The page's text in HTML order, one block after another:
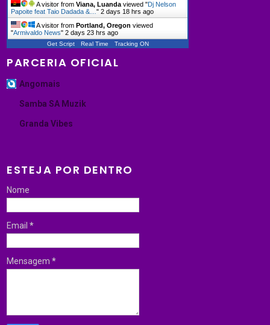
A visitor fromViana, Luanda viewed "Dj Nelson
Papoite feat Taio Dadada &…"2 days 18 hrs ago
A visitor from Portland, Oregon viewed
"Armivaldo News"2 days 23 hrs ago
Get Script Real Time Tracking ON
PARCERIA OFICIAL
Angomais
Samba SA Muzik
Granda Vibes
ESTEJA POR DENTRO
Nome
Email*
Mensagem*